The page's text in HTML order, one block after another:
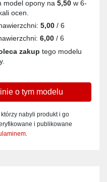
model opony na 5,50 w 6-
ocen.
5,00/ 6
6,00/ 6
zakup tego modelu
o tym modelu
nabyli produkt i go
i publikowane
.